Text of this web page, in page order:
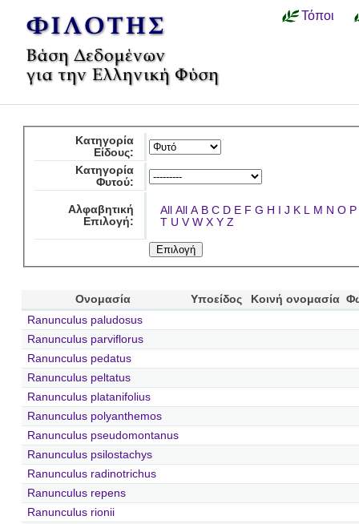
Τόποι
Κατηγορία
Είδους:
Κατηγορία
Φυτού:
Αλφαβητική
Επιλογή:
All All A B C D E F G H I J K L M N O P
T U V W X Y Z
Ονομασία Υποείδος Κοινή ονομασία
Ranunculus paludosus
Ranunculus parviflorus
Ranunculus pedatus
Ranunculus peltatus
Ranunculus platanifolius
Ranunculus polyanthemos
Ranunculus pseudomontanus
Ranunculus psilostachys
Ranunculus radinotrichus
Ranunculus repens
Ranunculus rionii